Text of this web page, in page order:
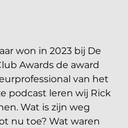
won in 2023 bij De
Awards de award
van het
podcast leren wij Rick
Wat is zijn weg
nu toe? Wat waren